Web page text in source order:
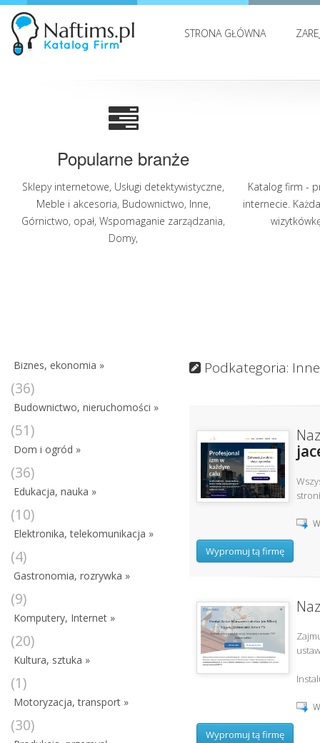
STRONA GŁÓWNA
Popularne branże
Sklepy internetowe, Usługi detektywistyczne,
Meble i akcesoria, Budownictwo, Inne,
Górnictwo, opał, Wspomaganie zarządzania,
Domy,
Katalog firm -
internecie.
Biznes, ekonomia »
(36)
Budownictwo, nieruchomości »
(51)
Dom i ogród »
(36)
Edukacja, nauka »
(10)
Elektronika, telekomunikacja »
(4)
Gastronomia, rozrywka »
(9)
Komputery, Internet »
(20)
Kultura, sztuka »
(1)
Motoryzacja, transport »
(30)
Podkategoria: Inne
Wypromuj tą firmę
Wypromuj tą firmę